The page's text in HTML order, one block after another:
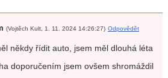
(Vojtěch Kult, 1. 11. 2024 14:26:27) Odpovědět
někdy řídit auto, jsem měl dlouhá léta
doporučením jsem ovšem shromáždil